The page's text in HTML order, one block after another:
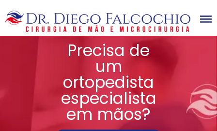
Dr Diego FalcochioPrecisa de
um
ortopedista
especialista
em mãos?